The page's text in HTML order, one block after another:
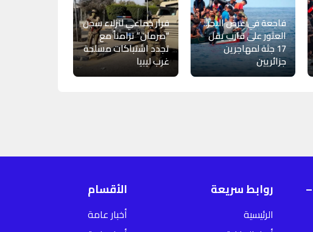
فاجعة في عرض البحر..
العثور على قارب يقل
17 جثة لمهاجرين
جزائريين
فرار جماعي لنزلاء سجن
“صرمان” تزامناً مع
تجدد اشتباكات مسلحة
غرب ليبيا
روابط سريعة
الرئيسية
الأقسام
أخبار عامة